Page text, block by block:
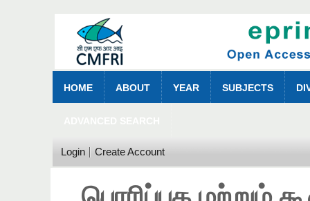
HOME ABOUT YEAR SUBJECTS
Login Create Account